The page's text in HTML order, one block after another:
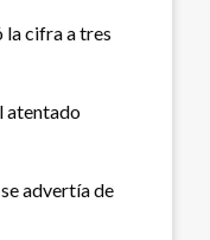
la cifra a tres
atentado
advertía de